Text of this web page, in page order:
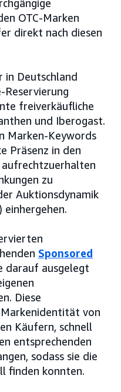
OTC-Marken
direkt nach diesen
in Deutschland
Reservierung
freiverkäufliche
und Iberogast.
Marken-Keywords
Präsenz in den
aufrechtzuerhalten
zu
Auktionsdynamik
einhergehen.
Sponsored
darauf ausgelegt
Diese
von
Käufern, schnell
entsprechenden
sodass sie die
finden konnten.